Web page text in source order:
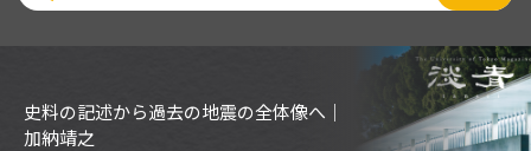
史料の記述から過去の地震の全体像へ｜
加納靖之